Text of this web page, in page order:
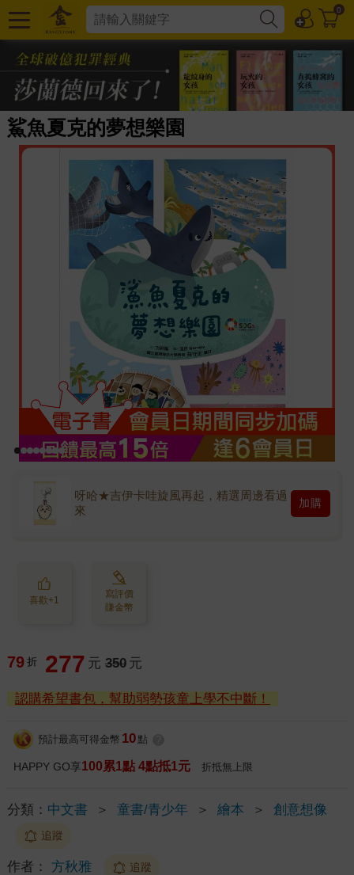
0
鯊魚夏克的夢想樂園
呀哈★吉伊卡哇旋風再起，精選周邊看過
來
加購
喜歡+1
寫評價
賺金幣
79 折 277 元 350 元
認購希望書包，幫助弱勢孩童上學不中斷！
預計最高可得金幣 10 點
HAPPY GO享100累1點 4點抵1元 折抵無上限
分類： 中文書 ＞ 童書/青少年 ＞ 繪本 ＞ 創意想像
追蹤
作者： 方秋雅 追蹤